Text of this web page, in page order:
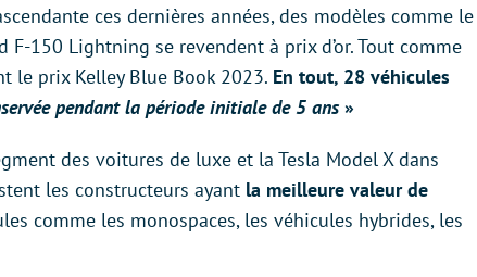
ces dernières années, des modèles comme le
F-150 Lightning se revendent à prix d’or. Tout comme
le prix Kelley Blue Book 2023. En tout, 28 véhicules
pendant la période initiale de 5 ans »
des voitures de luxe et la Tesla Model X dans
les constructeurs ayant la meilleure valeur de
comme les monospaces, les véhicules hybrides, les